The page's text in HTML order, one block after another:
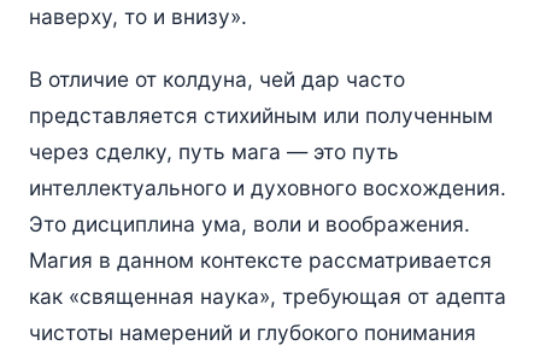
наверху, то и внизу».
В отличие от колдуна, чей дар часто
представляется стихийным или полученным
через сделку, путь мага — это путь
интеллектуального и духовного восхождения.
Это дисциплина ума, воли и воображения.
Магия в данном контексте рассматривается
как «священная наука», требующая от адепта
чистоты намерений и глубокого понимания